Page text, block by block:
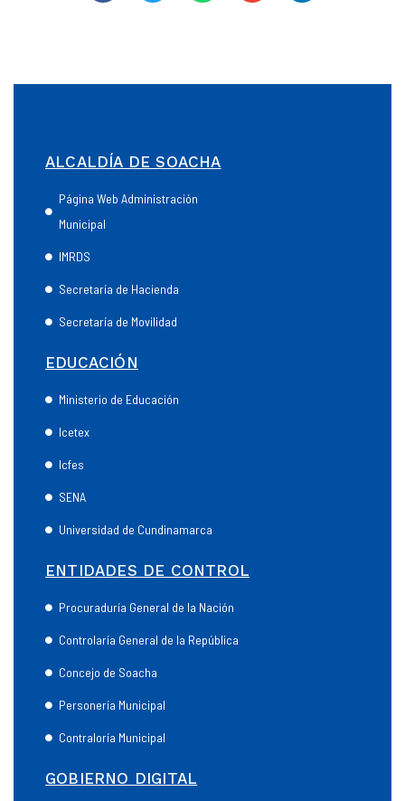
ALCALDÍA DE SOACHA
Página Web Administración
Municipal
IMRDS
Secretaría de Hacienda
Secretaría de Movilidad
EDUCACIÓN
Ministerio de Educación
Icetex
Icfes
SENA
Universidad de Cundinamarca
ENTIDADES DE CONTROL
Procuraduría General de la Nación
Controlaría General de la República
Concejo de Soacha
Personería Municipal
Contraloría Municipal
GOBIERNO DIGITAL